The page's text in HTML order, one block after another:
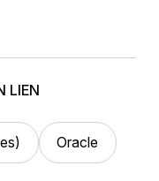
LIEN
Oracle